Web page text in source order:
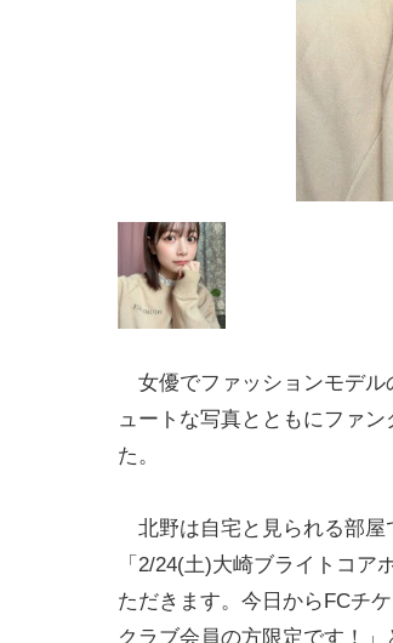
女優でファッションモデル
ュートな写真とともにファ
た。
北野は自宅と見られる部屋
「2/24(土)大崎ブライトコア
ただきます。今日からFCチ
クラブ会員の方限定です！」